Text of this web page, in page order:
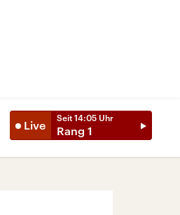
Live
Seit 14:05 Uhr
Rang 1